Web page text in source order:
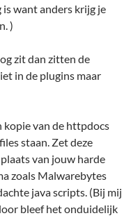
is want anders krijg je
)
zit dan zitten de
in de plugins maar
kopie van de httpdocs
staan. Zet deze
van jouw harde
zoals Malwarebytes
java scripts. (Bij mij
bleef het onduidelijk